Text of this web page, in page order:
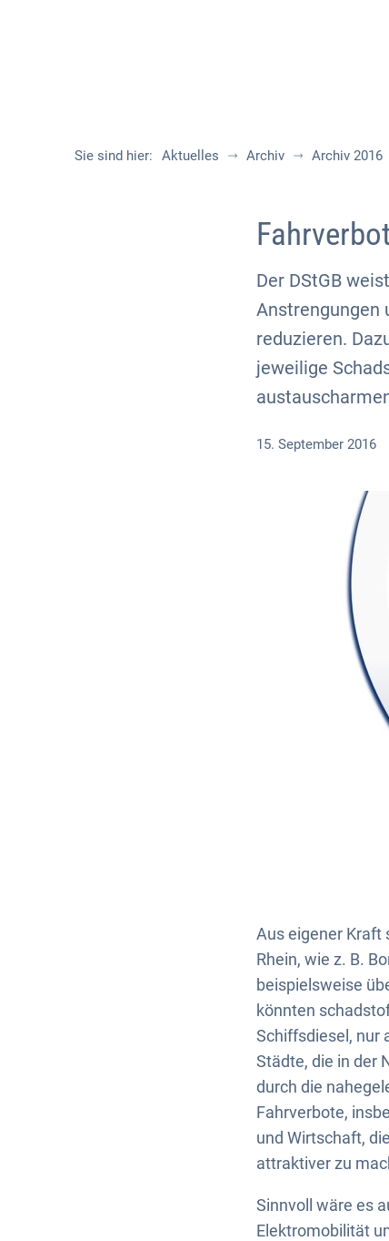
Sie sind hier: Aktuelles Archiv Archiv 2016
Der DStGB
Anstrengungen
reduzieren.
jeweilige
15. September 2016
Aus eigener Kraft
Rhein, wie z. B.
beispielsweise
könnten
Schiffsdiesel, nur
Städte, die in der
durch die
Fahrverbote,
und Wirtschaft,
attraktiver zu
Sinnvoll wäre es
Elektromobilität